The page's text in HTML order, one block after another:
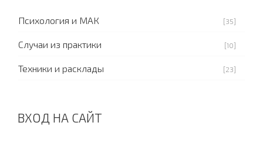
Психология и МАК [35]
Случаи из практики [10]
Техники и расклады [23]
ВХОД НА САЙТ